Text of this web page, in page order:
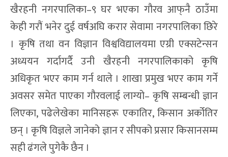
खैरहनी नगरपालिका–९ घर भएका गौरव आफ्‌नै ठाउँमा
केही गरौं भनेर दुई वर्षअघि करार सेवामा नगरपालिका छिरे
। कृषि तथा वन विज्ञान विश्वविद्यालयमा एग्री एक्सटेन्सन
अध्ययन गर्दागर्दै उनी खैरहनी नगरपालिकाको कृषि
अधिकृत भएर काम गर्न थाले । शाखा प्रमुख भएर काम गर्ने
अवसर समेत पाएका गौरवलाई लाग्यो– कृषि सम्बन्धी ज्ञान
लिएका, पढेलेखेका मानिसहरू एकातिर, किसान अर्कोतिर
छन् । कृषि विज्ञले जानेको ज्ञान र सीपको प्रसार किसानसम्म
सही ढंगले पुगेकै छैन ।